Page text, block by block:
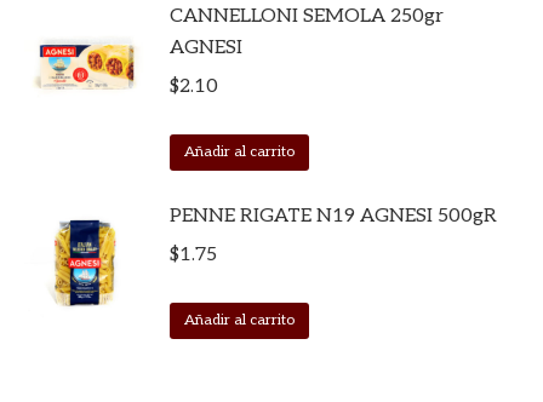
CANNELLONI SEMOLA 250gr
AGNESI
$2.10
Añadir al carrito
PENNE RIGATE N19 AGNESI 500gR
$1.75
Añadir al carrito